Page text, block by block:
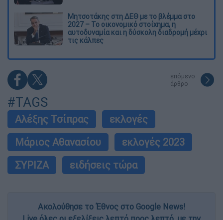
Μητσοτάκης στη ΔΕΘ με το βλέμμα στο
2027 – Το οικονομικό στοίχημα, η
αυτοδυναμία και η δύσκολη διαδρομή μέχρι
τις κάλπες
επόμενο
άρθρο
#TAGS
Αλέξης Τσίπρας
εκλογές
Μάριος Αθανασίου
εκλογές 2023
ΣΥΡΙΖΑ
ειδήσεις τώρα
Ακολούθησε το Έθνος στο Google News!